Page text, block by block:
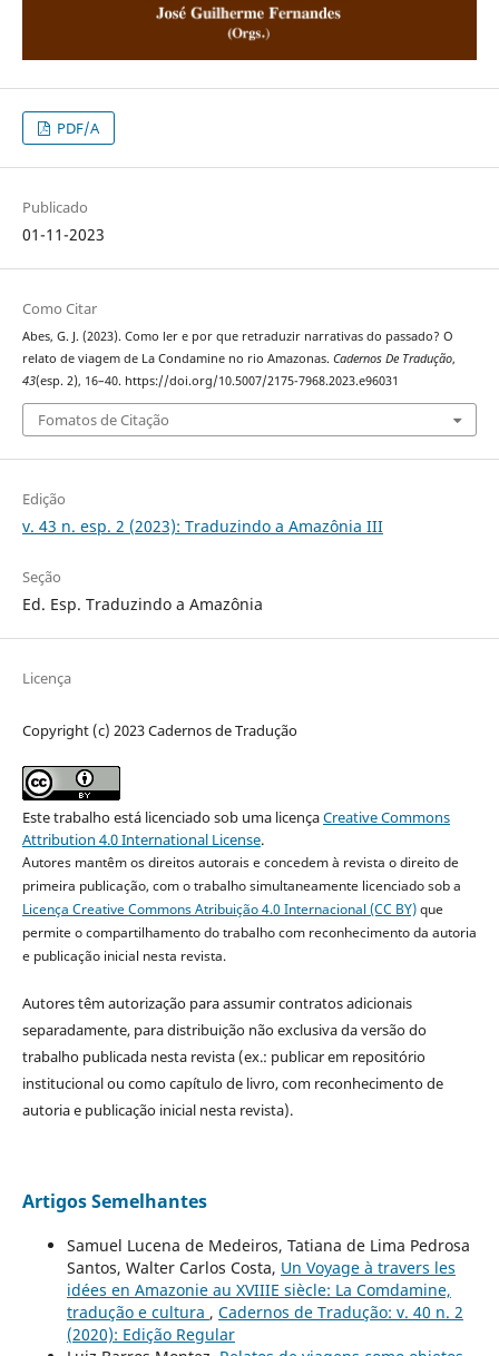
PDF/A
Publicado
01-11-2023
Como Citar
Abes, G. J. (2023). Como ler e por que retraduzir narrativas do passado? O
relato de viagem de La Condamine no rio Amazonas. Cadernos De Tradução,
43(esp. 2), 16–40. https://doi.org/10.5007/2175-7968.2023.e96031
Fomatos de Citação
Edição
v. 43 n. esp. 2 (2023): Traduzindo a Amazônia III
Seção
Ed. Esp. Traduzindo a Amazônia
Licença
Copyright (c) 2023 Cadernos de Tradução
Este trabalho está licenciado sob uma licençaCreative Commons
Attribution 4.0 International License.
Autores mantêm os direitos autorais e concedem à revista o direito de
primeira publicação, com o trabalho simultaneamente licenciado sob a
Licença Creative Commons Atribuição 4.0 Internacional (CC BY)que
permite o compartilhamento do trabalho com reconhecimento da autoria
e publicação inicial nesta revista.
Autores têm autorização para assumir contratos adicionais
separadamente, para distribuição não exclusiva da versão do
trabalho publicada nesta revista (ex.: publicar em repositório
institucional ou como capítulo de livro, com reconhecimento de
autoria e publicação inicial nesta revista).
Artigos Semelhantes
Samuel Lucena de Medeiros, Tatiana de Lima Pedrosa
Santos, Walter Carlos Costa, Un Voyage à travers les
idées en Amazonie au XVIIIE siècle: La Comdamine,
tradução e cultura , Cadernos de Tradução: v. 40 n. 2
(2020): Edição Regular